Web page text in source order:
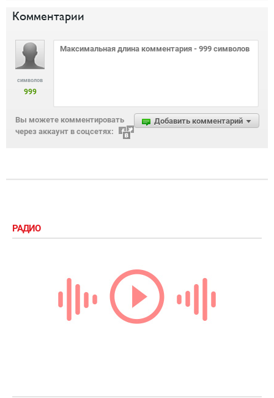
Комментарии
символов
999
Добавить комментарий
Вы можете комментировать
через аккаунт в соцсетях:
РАДИО